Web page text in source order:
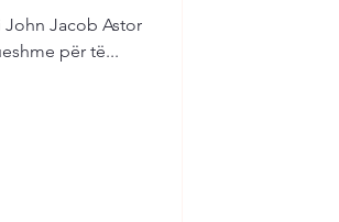
Jacob Astor
për të...